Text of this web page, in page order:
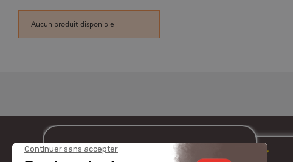
Aucun produit disponible